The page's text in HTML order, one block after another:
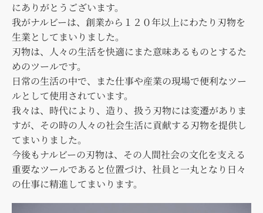
にありがとうございます。
我がナルビーは、創業から１２０年以上にわたり刃物を
生業としてまいりました。
刃物は、人々の生活を快適にまた意味あるものとするた
めのツールです。
日常の生活の中で、また仕事や産業の現場で便利なツー
ルとして使用されています。
我々は、時代により、造り、扱う刃物には変遷がありま
すが、その時の人々の社会生活に貢献する刃物を提供し
てまいりました。
今後もナルビーの刃物は、その人間社会の文化を支える
重要なツールであると位置づけ、社員と一丸となり日々
の仕事に精進してまいります。